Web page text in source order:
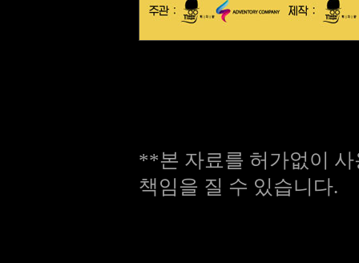
**본 자료를 허가없이
책임을 질 수 있습니다.